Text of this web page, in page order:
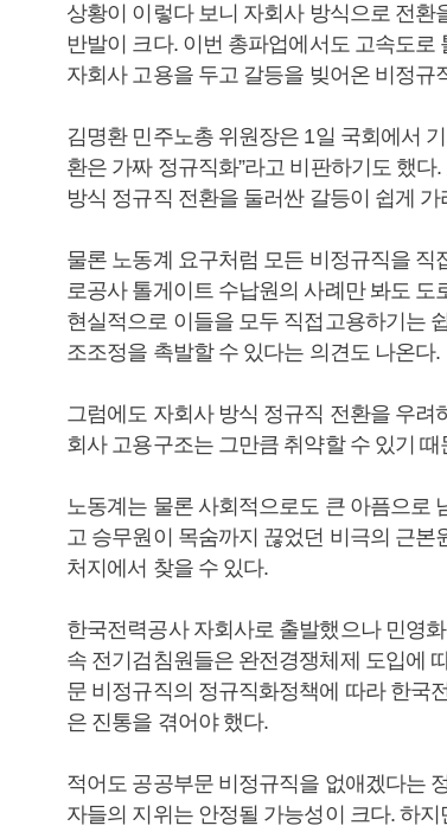
상황이 이렇다 보니 자회사 방식으로 전
반발이 크다. 이번 총파업에서도 고속도
자회사 고용을 두고 갈등을 빚어온 비정
김명환 민주노총 위원장은 1일 국회에서
환은 가짜 정규직화”라고 비판하기도 했
방식 정규직 전환을 둘러싼 갈등이 쉽게
물론 노동계 요구처럼 모든 비정규직을
로공사 톨게이트 수납원의 사례만 봐도
현실적으로 이들을 모두 직접고용하기는
조조정을 촉발할 수 있다는 의견도 나온다.
그럼에도 자회사 방식 정규직 전환을 우
회사 고용구조는 그만큼 취약할 수 있기 때
노동계는 물론 사회적으로도 큰 아픔으로
고 승무원이 목숨까지 끊었던 비극의 근
처지에서 찾을 수 있다.
한국전력공사 자회사로 출발했으나 민영
속 전기검침원들은 완전경쟁체제 도입에
문 비정규직의 정규직화정책에 따라 한국
은 진통을 겪어야 했다.
적어도 공공부문 비정규직을 없애겠다는
자들의 지위는 안정될 가능성이 크다. 하